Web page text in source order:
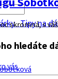
Tipy na
hledáte
vás
skromná, s